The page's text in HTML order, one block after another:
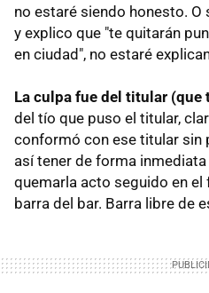
no estaré siendo honesto.
y explico que "te quitarán
en ciudad", no estaré
La culpa fue del titular (que
del tío que puso el titular,
conformó con ese titular sin
así tener de forma
quemarla acto seguido en el
barra del bar. Barra libre de